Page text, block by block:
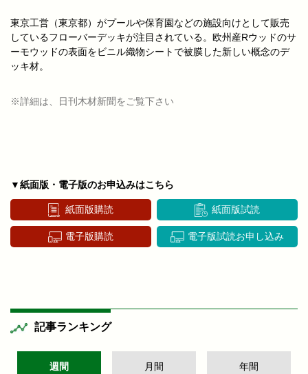
東京工営（東京都）がプールや保育園などの施設向けとして販売
しているフローバーデッキが注目されている。欧州産Rウッドのサ
ーモウッドの表面をビニル織物シートで被膜した新しい概念のデ
ッキ材。
※詳細は、日刊木材新聞をご覧下さい
▼紙面版・電子版のお申込みはこちら
紙面版購読 紙面版試読
電子版購読 電子版試読お申し込み
記事ランキング
週間 月間 年間